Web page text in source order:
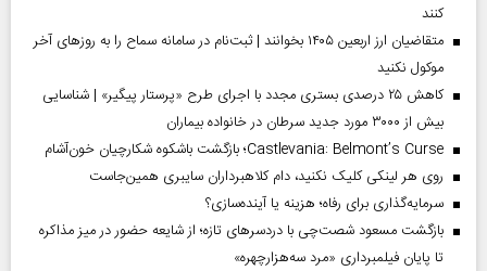
کنند
متقاضیان ارز اربعین ۱۴۰۵ بخوانند | ثبت‌نام در سامانه سماح را به روز‌های آخر
موکول نکنید
کاهش ۲۵ درصدی بستری مجدد با اجرای طرح «پرستار پیگیر» | شناسایی
بیش از ۳۰۰۰ مورد جدید سرطان در خانواده بیماران
Castlevania: Belmont’s Curse؛ بازگشت باشکوه شکارچیان خون‌آشام
روی هر لینکی کلیک نکنید، دام کلاهبرداران سایبری همین‌جاست
سرمایه‌گذاری برای رفاه؛ هزینه یا آینده‌سازی؟
بازگشت مسعود شصت‌چی با دردسر‌های تازه؛ از شایعه حضور در میز مذاکره
تا پایان فیلمبرداری «مرد سه‌هزارچهره»